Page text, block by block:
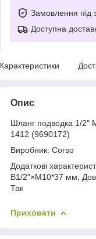
Замовлення під
Доступна
Опис
Шланг подводка 1/2"
1412 (9690172)
Виробник: Corso
Додаткові
B1/2"×М10*37 мм;
Так
Приховати